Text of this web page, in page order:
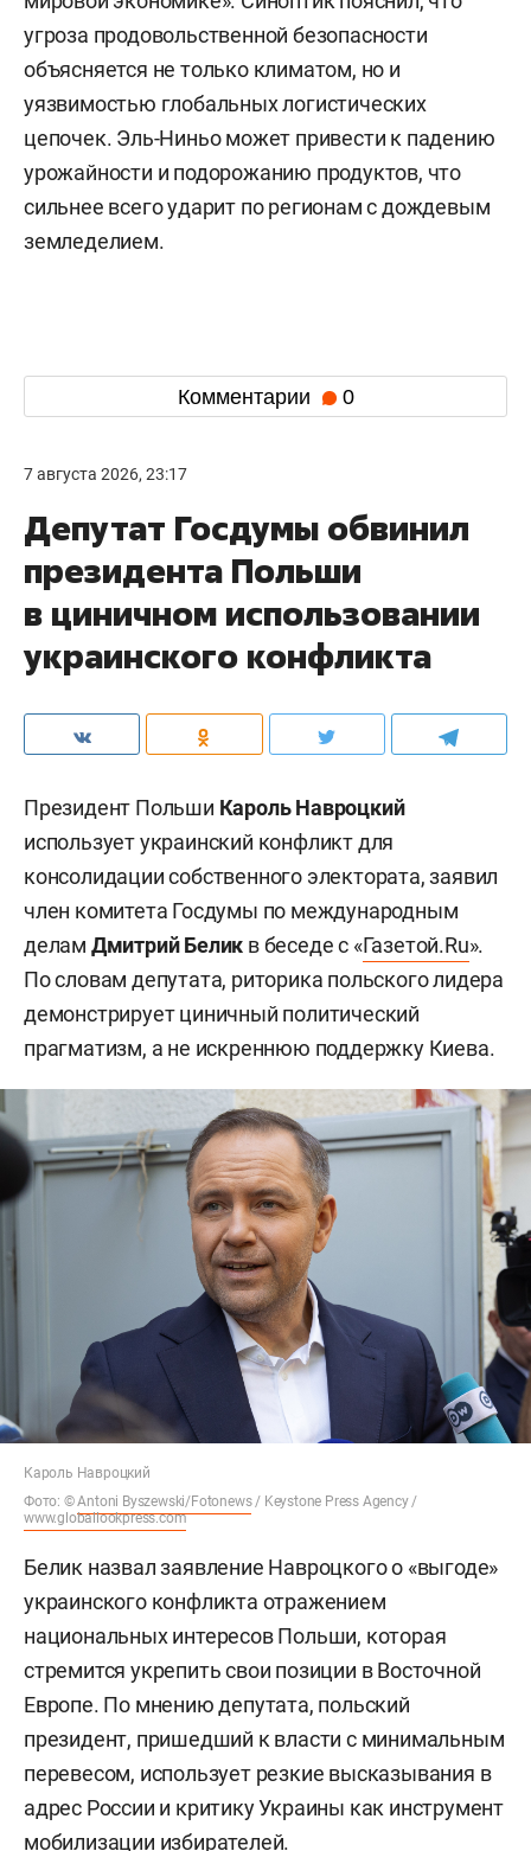
угроза продовольственной безопасности
объясняется не только климатом, но и
уязвимостью глобальных логистических
цепочек. Эль-Ниньо может привести к падению
урожайности и подорожанию продуктов, что
сильнее всего ударит по регионам с дождевым
земледелием.
Комментарии 0
7 августа 2026, 23:17
Депутат Госдумы обвинил
президента Польши
в циничном использовании
украинского конфликта
Президент Польши Кароль Навроцкий
использует украинский конфликт для
консолидации собственного электората, заявил
член комитета Госдумы по международным
делам Дмитрий Белик в беседе с «Газетой.Ru».
По словам депутата, риторика польского лидера
демонстрирует циничный политический
прагматизм, а не искреннюю поддержку Киева.
Кароль Навроцкий
Фото: ©Antoni Byszewski/Fotonews/ Keystone Press Agency /
www.globallookpress.com
Белик назвал заявление Навроцкого о «выгоде»
украинского конфликта отражением
национальных интересов Польши, которая
стремится укрепить свои позиции в Восточной
Европе. По мнению депутата, польский
президент, пришедший к власти с минимальным
перевесом, использует резкие высказывания в
адрес России и критику Украины как инструмент
мобилизации избирателей.